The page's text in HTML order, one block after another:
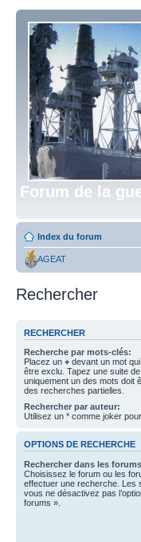
Forum de la
Index du forum
AGEAT
Rechercher
RECHERCHER
Recherche par mots-clés:
Placez un + devant un mot
être exclu. Tapez une suite
uniquement un des mots doit
des recherches partielles.
Rechercher par auteur:
Utilisez un * comme joker
OPTIONS DE RECHERCHE
Rechercher dans les
Choisissez le forum ou les
effectuer une recherche. Les
vous ne désactivez pas
forums ».